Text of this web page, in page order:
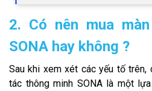
2. Có nên mua
SONA hay không ?
Sau khi xem xét các yếu tố trên,
tác thông minh SONA là một